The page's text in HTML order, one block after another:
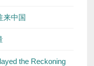
来中国
the Reckoning